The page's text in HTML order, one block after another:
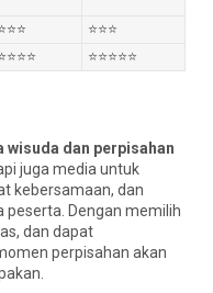
⭐⭐⭐
⭐⭐⭐⭐⭐
dan perpisahan
juga media untuk
kebersamaan, dan
peserta. Dengan memilih
dan dapat
perpisahan akan